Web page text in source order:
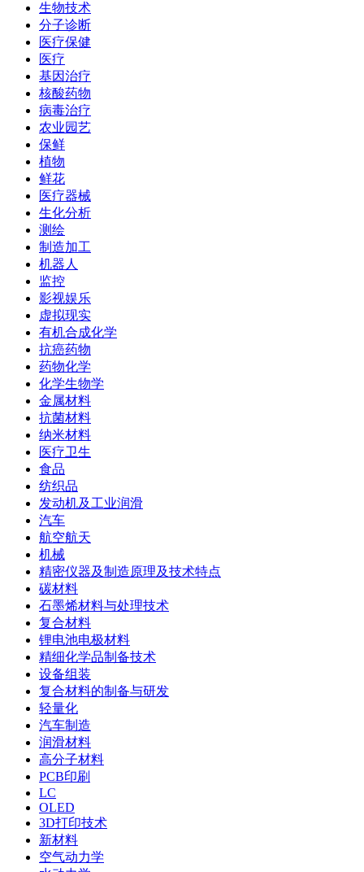
生物技术
分子诊断
医疗保健
医疗
基因治疗
核酸药物
病毒治疗
农业园艺
保鲜
植物
鲜花
医疗器械
生化分析
测绘
制造加工
机器人
监控
影视娱乐
虚拟现实
有机合成化学
抗癌药物
药物化学
化学生物学
金属材料
抗菌材料
纳米材料
医疗卫生
食品
纺织品
发动机及工业润滑
汽车
航空航天
机械
精密仪器及制造原理及技术特点
碳材料
石墨烯材料与处理技术
复合材料
锂电池电极材料
精细化学品制备技术
设备组装
复合材料的制备与研发
轻量化
汽车制造
润滑材料
高分子材料
PCB印刷
LC
OLED
3D打印技术
新材料
空气动力学